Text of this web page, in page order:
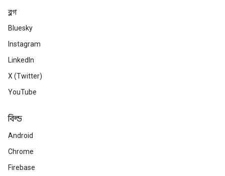
ব্লগ
Bluesky
Instagram
LinkedIn
X (Twitter)
YouTube
বিল্ড
Android
Chrome
Firebase